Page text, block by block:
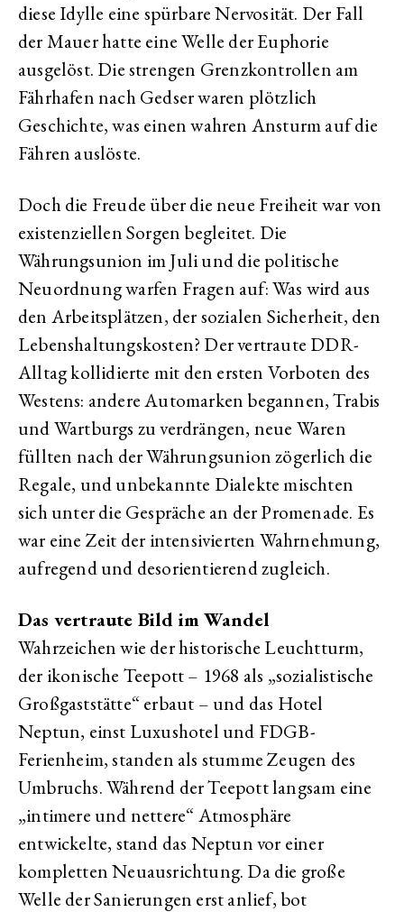
diese Idylle eine spürbare Nervosität. Der Fall
der Mauer hatte eine Welle der Euphorie
ausgelöst. Die strengen Grenzkontrollen am
Fährhafen nach Gedser waren plötzlich
Geschichte, was einen wahren Ansturm auf die
Fähren auslöste.
Doch die Freude über die neue Freiheit war von
existenziellen Sorgen begleitet. Die
Währungsunion im Juli und die politische
Neuordnung warfen Fragen auf: Was wird aus
den Arbeitsplätzen, der sozialen Sicherheit, den
Lebenshaltungskosten? Der vertraute DDR-
Alltag kollidierte mit den ersten Vorboten des
Westens: andere Automarken begannen, Trabis
und Wartburgs zu verdrängen, neue Waren
füllten nach der Währungsunion zögerlich die
Regale, und unbekannte Dialekte mischten
sich unter die Gespräche an der Promenade. Es
war eine Zeit der intensivierten Wahrnehmung,
aufregend und desorientierend zugleich.
Das vertraute Bild im Wandel
Wahrzeichen wie der historische Leuchtturm,
der ikonische Teepott – 1968 als „sozialistische
Großgaststätte“ erbaut – und das Hotel
Neptun, einst Luxushotel und FDGB-
Ferienheim, standen als stumme Zeugen des
Umbruchs. Während der Teepott langsam eine
„intimere und nettere“ Atmosphäre
entwickelte, stand das Neptun vor einer
kompletten Neuausrichtung. Da die große
Welle der Sanierungen erst anlief, bot